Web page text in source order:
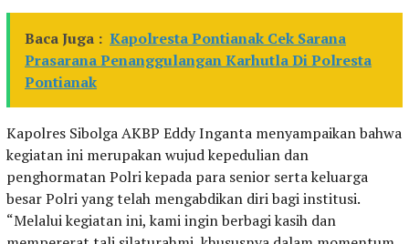
Baca Juga : Kapolresta Pontianak Cek Sarana
Prasarana Penanggulangan Karhutla Di Polresta
Pontianak
Kapolres Sibolga AKBP Eddy Inganta menyampaikan bahwa
kegiatan ini merupakan wujud kepedulian dan
penghormatan Polri kepada para senior serta keluarga
besar Polri yang telah mengabdikan diri bagi institusi.
“Melalui kegiatan ini, kami ingin berbagi kasih dan